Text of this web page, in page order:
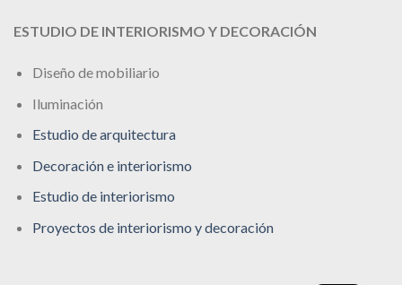
ESTUDIO DE INTERIORISMO Y DECORACIÓN
Diseño de mobiliario
Iluminación
Estudio de arquitectura
Decoración e interiorismo
Estudio de interiorismo
Proyectos de interiorismo y decoración